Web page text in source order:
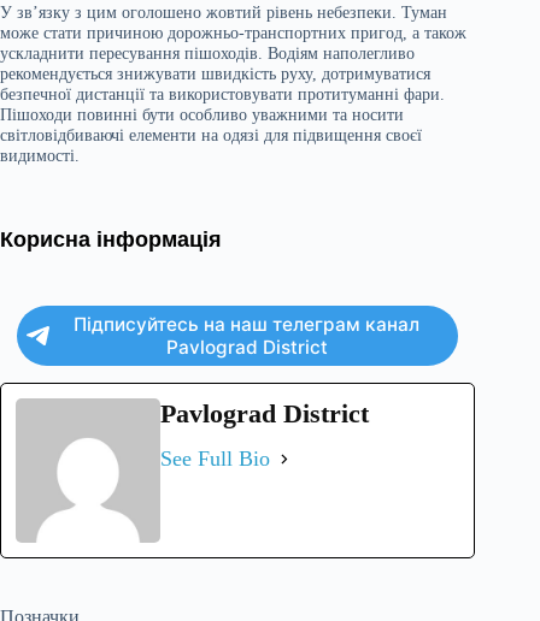
У зв’язку з цим оголошено жовтий рівень небезпеки. Туман
може стати причиною дорожньо-транспортних пригод, а також
ускладнити пересування пішоходів. Водіям наполегливо
рекомендується знижувати швидкість руху, дотримуватися
безпечної дистанції та використовувати протитуманні фари.
Пішоходи повинні бути особливо уважними та носити
світловідбиваючі елементи на одязі для підвищення своєї
видимості.
Корисна інформація
Підписуйтесь на наш телеграм канал
Pavlograd District
Pavlograd District
See Full Bio